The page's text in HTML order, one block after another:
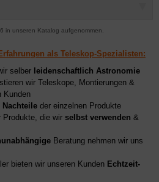
in unseren Katalog aufgenommen.
als Teleskop-Spezialisten:
selber leidenschaftlich Astronomie
wir Teleskope, Montierungen &
Kunden
Nachteile der einzelnen Produkte
Produkte, die wir selbst verwenden &
Beratung nehmen wir uns
bieten wir unseren Kunden Echtzeit-